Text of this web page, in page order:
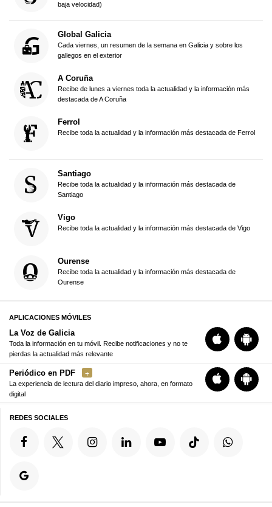
baja velocidad)
Global Galicia
Cada viernes, un resumen de la semana en Galicia y sobre los
gallegos en el exterior
A Coruña
Recibe de lunes a viernes toda la actualidad y la información más
destacada de A Coruña
Ferrol
Recibe toda la actualidad y la información más destacada de Ferrol
Santiago
Recibe toda la actualidad y la información más destacada de
Santiago
Vigo
Recibe toda la actualidad y la información más destacada de Vigo
Ourense
Recibe toda la actualidad y la información más destacada de
Ourense
APLICACIONES MÓVILES
La Voz de Galicia
Toda la información en tu móvil. Recibe notificaciones y no te
pierdas la actualidad más relevante
Periódico en PDF
La experiencia de lectura del diario impreso, ahora, en formato
digital
REDES SOCIALES